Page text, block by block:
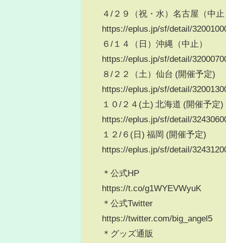
４/２９（祝・水）名古屋（中
https://eplus.jp/sf/detail/
６/１４（日）沖縄（中止）
https://eplus.jp/sf/detail/
８/２２（土）仙台 (開催予定)
https://eplus.jp/sf/detail/
１０/２４(土) 北海道 (開催予定)
https://eplus.jp/sf/detail/
１２/６(日) 福岡 (開催予定)
https://eplus.jp/sf/detail/
＊公式HP
https://t.co/g1WYEVWyuK
＊公式Twitter
https://twitter.com/big_angel5
＊グッズ通販